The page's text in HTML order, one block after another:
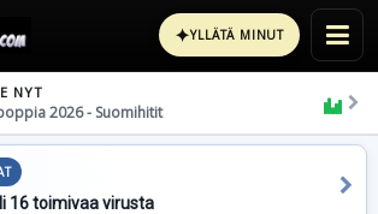
✦YLLÄTÄ MINUT
NYT
2026 - Suomihitit
16 toimivaa virusta